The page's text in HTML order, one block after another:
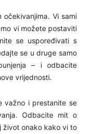
Vi sami
vi možete postaviti
se uspoređivati s
se u druge samo
– i odbacite
vrijednosti.
važno i prestanite se
Odbacite mit o
život onako kako vi to